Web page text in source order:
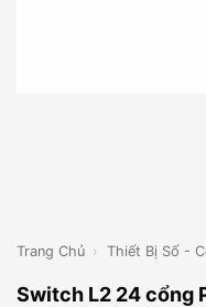
Trang Chủ › Thiết Bị Số -
Switch L2 24 cổng